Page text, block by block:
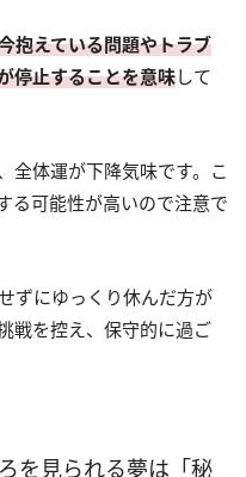
抱えている問題やトラブ
停止することを意味して
全体運が下降気味です。こ
る可能性が高いので注意で
ずにゆっくり休んだ方が
戦を控え、保守的に過ご
を見られる夢は「秘